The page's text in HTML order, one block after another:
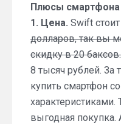
Плюсы
1. Цена. Swift
долларов, так вы
скидку в 20 баксов.
8 тысяч рублей. За
купить смартфон
выгодная покупка.